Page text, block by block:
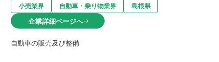
小売業界 自動車・乗り物業界 島根県
企業詳細ページへarrow_right_alt
自動車の販売及び整備